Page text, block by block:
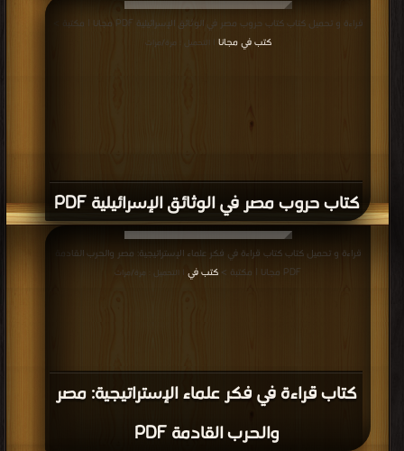
كتاب حروب مصر في الوثائق الإسرائيلية PDF
قراءة و تحميل كتاب كتاب حروب مصر في الوثائق الإسرائيلية PDF مجانا | مكتبة >
كتب في مجانا | التحميل : مرة/مرات
كتاب قراءة في فكر علماء الإستراتيجية: مصر
والحرب القادمة PDF
قراءة و تحميل كتاب كتاب قراءة في فكر علماء الإستراتيجية: مصر والحرب القادمة
PDF مجانا | مكتبة >
كتب في | التحميل : مرة/مرات